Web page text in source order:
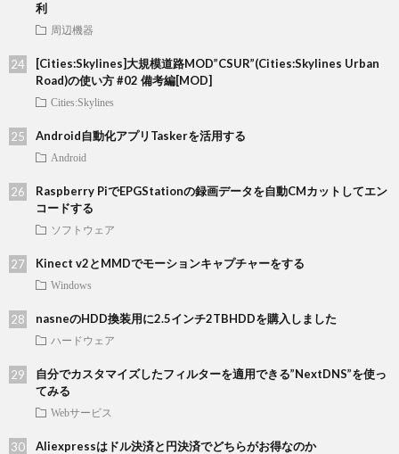
利
周辺機器
[Cities:Skylines]大規模道路MOD”CSUR”(Cities:Skylines Urban
Road)の使い方 #02 備考編[MOD]
Cities:Skylines
Android自動化アプリTaskerを活用する
Android
Raspberry PiでEPGStationの録画データを自動CMカットしてエン
コードする
ソフトウェア
Kinect v2とMMDでモーションキャプチャーをする
Windows
nasneのHDD換装用に2.5インチ2TBHDDを購入しました
ハードウェア
自分でカスタマイズしたフィルターを適用できる”NextDNS”を使っ
てみる
Webサービス
Aliexpressはドル決済と円決済でどちらがお得なのか